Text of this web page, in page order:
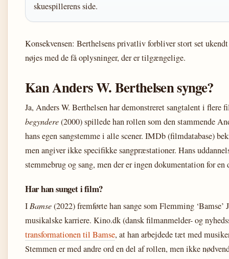
skuespillerens side.
Konsekvensen: Berthelsens privatliv forbliver stort set
nøjes med de få oplysninger, der er tilgængelige.
Kan Anders W. Berthelsen synge?
Ja, Anders W. Berthelsen har demonstreret sangtalent i
begyndere(2000) spillede han rollen som den stammende
hans egen sangstemme i alle scener. IMDb (filmdatabase)
men angiver ikke specifikke sangpræstationer. Hans
stemmebrug og sang, men der er ingen dokumentation for en
Har han sunget i film?
I Bamse(2022) fremførte han sange som Flemming ‘Bamse’
musikalske karriere. Kino.dk (dansk filmanmelder- og
transformationen til Bamse, at han arbejdede tæt med
Stemmen er med andre ord en del af rollen, men ikke